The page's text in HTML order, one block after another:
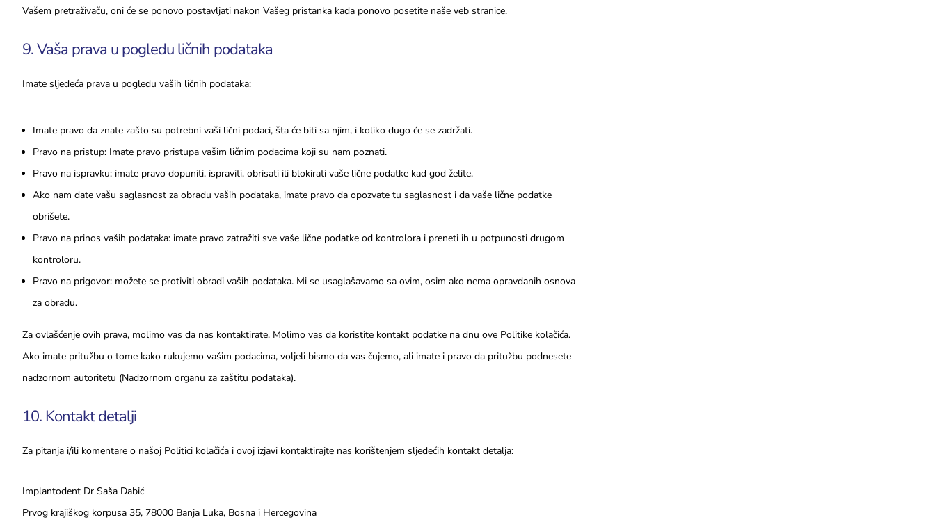
Vašem pretraživaču, oni će se ponovo postavljati nakon Vašeg pristanka kada ponovo posetite naše veb stranice.
9. Vaša prava u pogledu ličnih podataka
Imate sljedeća prava u pogledu vaših ličnih podataka:
Imate pravo da znate zašto su potrebni vaši lični podaci, šta će biti sa njim, i koliko dugo će se zadržati.
Pravo na pristup: Imate pravo pristupa vašim ličnim podacima koji su nam poznati.
Pravo na ispravku: imate pravo dopuniti, ispraviti, obrisati ili blokirati vaše lične podatke kad god želite.
Ako nam date vašu saglasnost za obradu vaših podataka, imate pravo da opozvate tu saglasnost i da vaše lične podatke
obrišete.
Pravo na prinos vaših podataka: imate pravo zatražiti sve vaše lične podatke od kontrolora i preneti ih u potpunosti drugom
kontroloru.
Pravo na prigovor: možete se protiviti obradi vaših podataka. Mi se usaglašavamo sa ovim, osim ako nema opravdanih osnova
za obradu.
Za ovlašćenje ovih prava, molimo vas da nas kontaktirate. Molimo vas da koristite kontakt podatke na dnu ove Politike kolačića.
Ako imate pritužbu o tome kako rukujemo vašim podacima, voljeli bismo da vas čujemo, ali imate i pravo da pritužbu podnesete
nadzornom autoritetu (Nadzornom organu za zaštitu podataka).
10. Kontakt detalji
Za pitanja i/ili komentare o našoj Politici kolačića i ovoj izjavi kontaktirajte nas korištenjem sljedećih kontakt detalja:
Implantodent Dr Saša Dabić
Prvog krajiškog korpusa 35, 78000 Banja Luka, Bosna i Hercegovina